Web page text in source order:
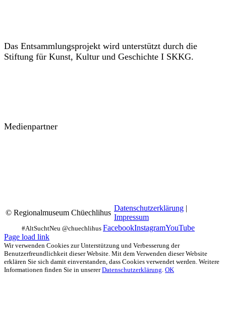
Das Entsammlungsprojekt wird unterstützt durch die
Stiftung für Kunst, Kultur und Geschichte I SKKG.
Medienpartner
© Regionalmuseum Chüechlihus
Datenschutzerklärung |
Impressum
FacebookInstagramYouTube
Page load link
Wir verwenden Cookies zur Unterstützung und Verbesserung der
Benutzerfreundlichkeit dieser Website. Mit dem Verwenden dieser Website
erklären Sie sich damit einverstanden, dass Cookies verwendet werden. Weitere
Informationen finden Sie in unsererDatenschutzerklärung. OK